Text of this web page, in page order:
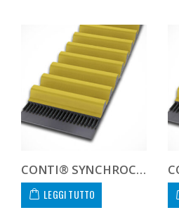
CONTI® SYNCHROCHAIN CARBON CTD 14M 1400 125 C
LEGGI TUTTO